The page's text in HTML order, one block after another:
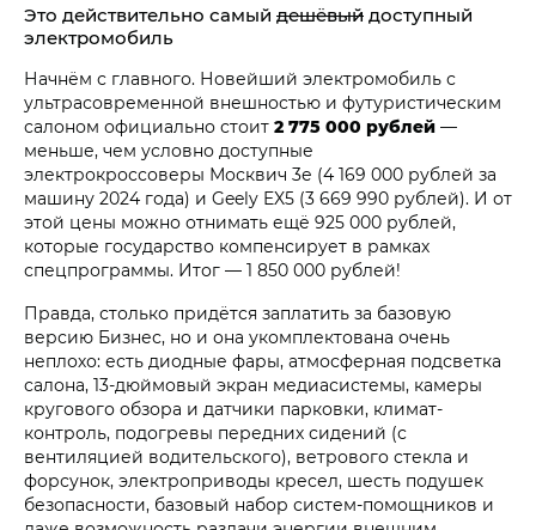
Это действительно самый дешёвый доступный
электромобиль
Начнём с главного. Новейший электромобиль с
ультрасовременной внешностью и футуристическим
салоном официально стоит 2 775 000 рублей —
меньше, чем условно доступные
электрокроссоверы Москвич 3е (4 169 000 рублей за
машину 2024 года) и Geely EX5 (3 669 990 рублей). И от
этой цены можно отнимать ещё 925 000 рублей,
которые государство компенсирует в рамках
спецпрограммы. Итог — 1 850 000 рублей!
Правда, столько придётся заплатить за базовую
версию Бизнес, но и она укомплектована очень
неплохо: есть диодные фары, атмосферная подсветка
салона, 13-дюймовый экран медиасистемы, камеры
кругового обзора и датчики парковки, климат-
контроль, подогревы передних сидений (с
вентиляцией водительского), ветрового стекла и
форсунок, электроприводы кресел, шесть подушек
безопасности, базовый набор систем-помощников и